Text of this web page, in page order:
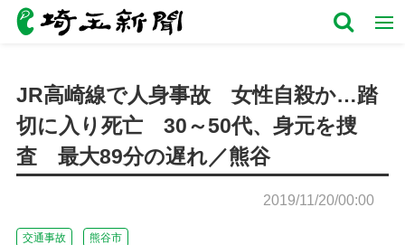
JR高崎線で人身事故 女性自殺か…踏
切に入り死亡 30～50代、身元を捜
査 最大89分の遅れ／熊谷
2019/11/20/00:00
交通事故 熊谷市